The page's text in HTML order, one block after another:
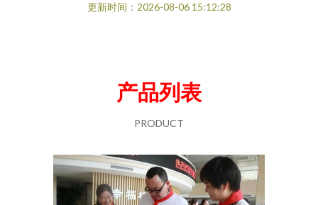
更新时间：2026-08-06 15:12:28
产品列表
PRODUCT